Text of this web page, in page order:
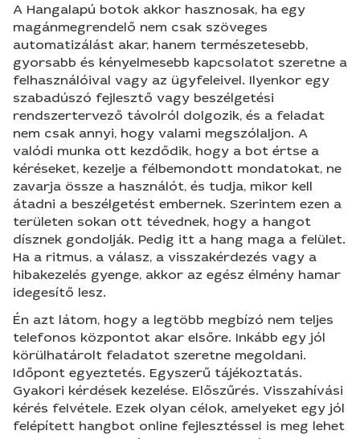
A Hangalapú botok akkor hasznosak, ha egy
magánmegrendelő nem csak szöveges
automatizálást akar, hanem természetesebb,
gyorsabb és kényelmesebb kapcsolatot szeretne a
felhasználóival vagy az ügyfeleivel. Ilyenkor egy
szabadúszó fejlesztő vagy beszélgetési
rendszertervező távolról dolgozik, és a feladat
nem csak annyi, hogy valami megszólaljon. A
valódi munka ott kezdődik, hogy a bot értse a
kéréseket, kezelje a félbemondott mondatokat, ne
zavarja össze a használót, és tudja, mikor kell
átadni a beszélgetést embernek. Szerintem ezen a
területen sokan ott tévednek, hogy a hangot
dísznek gondolják. Pedig itt a hang maga a felület.
Ha a ritmus, a válasz, a visszakérdezés vagy a
hibakezelés gyenge, akkor az egész élmény hamar
idegesítő lesz.
Én azt látom, hogy a legtöbb megbízó nem teljes
telefonos központot akar elsőre. Inkább egy jól
körülhatárolt feladatot szeretne megoldani.
Időpont egyeztetés. Egyszerű tájékoztatás.
Gyakori kérdések kezelése. Előszűrés. Visszahívási
kérés felvétele. Ezek olyan célok, amelyeket egy jól
felépített hangbot online fejlesztéssel is meg lehet